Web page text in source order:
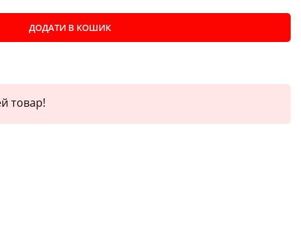
ДОДАТИ В КОШИК
товар!